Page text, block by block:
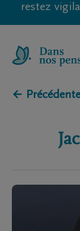
restez
← Précédente